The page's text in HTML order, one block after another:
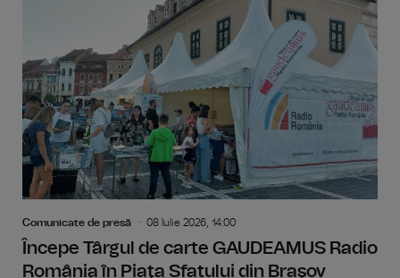
Comunicate de presă 08 Iulie 2026, 14:00
Începe Târgul de carte GAUDEAMUS Radio
România în Piaţa Sfatului din Braşov